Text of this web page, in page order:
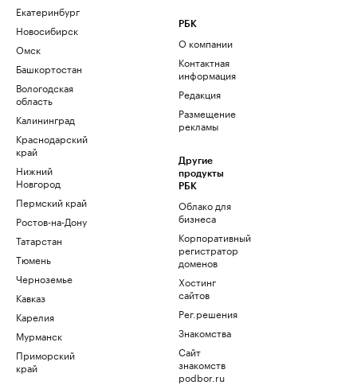
Екатеринбург
Новосибирск
Омск
Башкортостан
Вологодская
область
Калининград
Краснодарский
край
Нижний
Новгород
Пермский край
Ростов-на-Дону
Татарстан
Тюмень
Черноземье
Кавказ
Карелия
Мурманск
Приморский
край
РБК
О компании
Контактная
информация
Редакция
Размещение
рекламы
Другие
продукты
РБК
Облако для
бизнеса
Корпоративный
регистратор
доменов
Хостинг
сайтов
Рег.решения
Знакомства
Сайт
знакомств
podbor.ru